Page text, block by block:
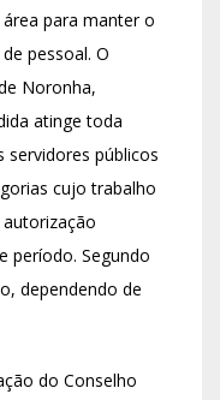
para manter o
pessoal. O
Noronha,
atinge toda
servidores públicos
cujo trabalho
período. Segundo
dependendo de
do Conselho